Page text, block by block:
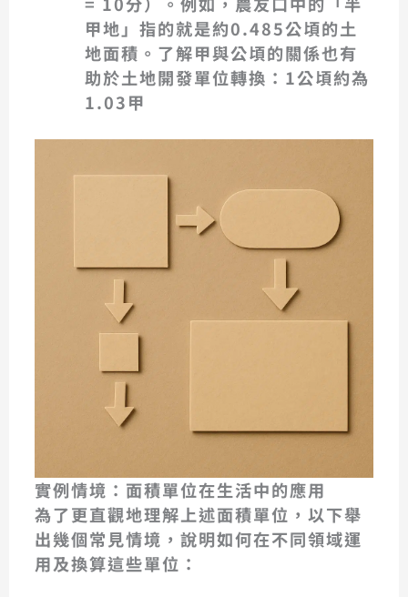
甲地」指的就是約0.485公頃的土
地面積。了解甲與公頃的關係也有
助於土地開發單位轉換： 1公頃約為
1.03甲
實例情境：面積單位在生活中的應用
為了更直觀地理解上述面積單位，以下舉
出幾個常見情境，說明如何在不同領域運
用及換算這些單位：